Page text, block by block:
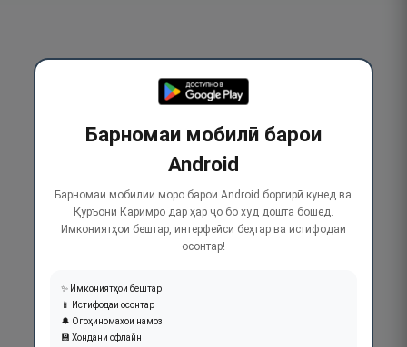
Барномаи мобилӣ барои
Android
Барномаи мобилии моро барои Android боргирӣ кунед ва
Қуръони Каримро дар ҳар ҷо бо худ дошта бошед.
Имкониятҳои бештар, интерфейси беҳтар ва истифодаи
осонтар!
✨ Имкониятҳои бештар
📱 Истифодаи осонтар
🔔 Огоҳиномаҳои намоз
💾 Хондани офлайн